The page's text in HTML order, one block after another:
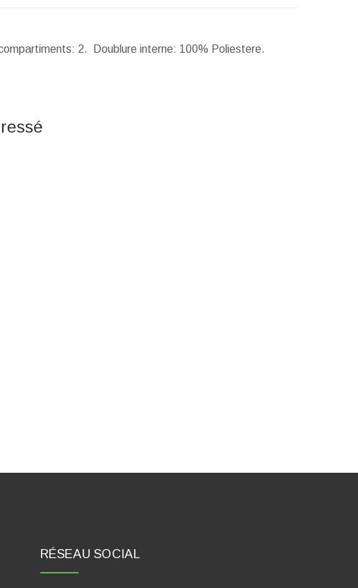
2. Doublure interne: 100% Poliestere.
RÉSEAU SOCIAL